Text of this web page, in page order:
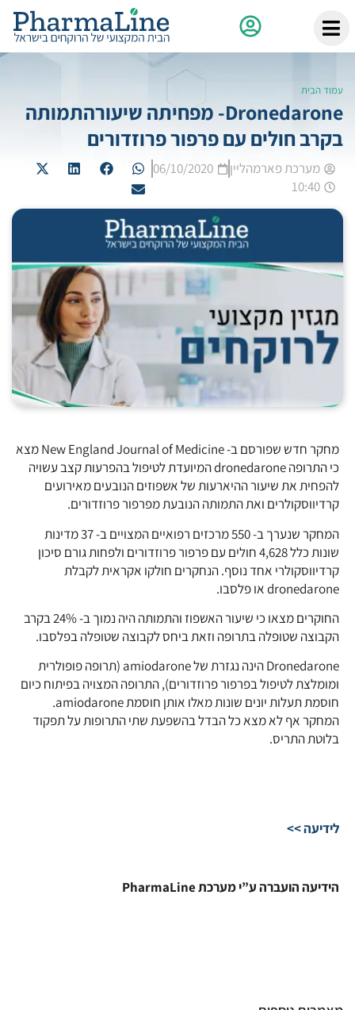
עמוד הבית
Dronedarone- מפחיתה שיעורהתמותה
בקרב חולים עם פרפור פרוזדורים
מערכת פארמהליין
06/10/2020
10:40
מחקר חדש שפורסם ב- New England Journal of Medicine מצא
כי התרופה dronedarone המיועדת לטיפול בהפרעות קצב עשויה
להפחית את שיעור ההיארעות של אשפוזים הנובעים מאירועים
קרדיווסקולרים ואת התמותה הנובעת מפרפור פרוזדורים.
המחקר שנערך ב- 550 מרכזים רפואיים המצויים ב- 37 מדינות
שונות כלל 4,628 חולים עם פרפור פרוזדורים ולפחות גורם סיכון
קרדיווסקולרי אחד נוסף. הנחקרים חולקו אקראית לקבלת
dronedarone או פלסבו.
החוקרים מצאו כי שיעור האשפוז והתמותה היה נמוך ב- 24% בקרב
הקבוצה שטופלה בתרופה וזאת ביחס לקבוצה שטופלה בפלסבו.
Dronedarone הינה נגזרת של amiodarone (תרופה פופולרית
ומומלצת לטיפול בפרפור פרוזדורים), התרופה המצויה בפיתוח כיום
חוסמת תעלות יונים שונות מאלו אותן חוסמת amiodarone.
המחקר אף לא מצא כל הבדל בהשפעת שתי התרופות על תפקוד
בלוטת התריס.
לידיעה >>
הידיעה הועברה ע”י מערכת PharmaLine